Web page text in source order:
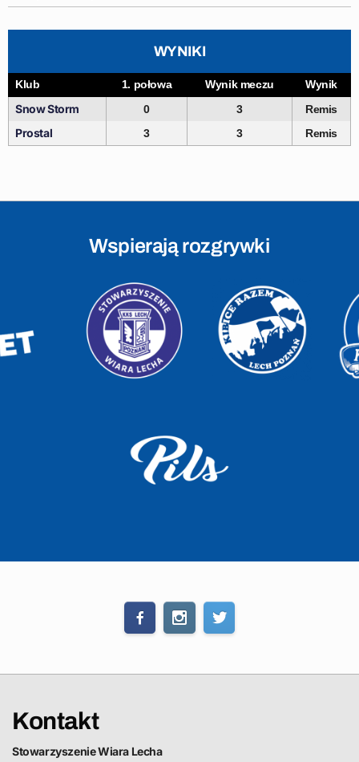
WYNIKI
Klub 1. połowa Wynik meczu Wynik
Snow Storm 0 3 Remis
Prostal 3 3 Remis
Wspierają rozgrywki
Kontakt
Stowarzyszenie Wiara Lecha